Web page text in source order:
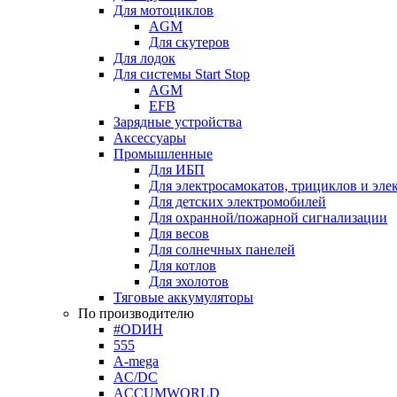
Для мотоциклов
AGM
Для скутеров
Для лодок
Для системы Start Stop
AGM
EFB
Зарядные устройства
Аксессуары
Промышленные
Для ИБП
Для электросамокатов, трициклов и
Для детских электромобилей
Для охранной/пожарной сигнализации
Для весов
Для солнечных панелей
Для котлов
Для эхолотов
Тяговые аккумуляторы
По производителю
#ODИН
555
A-mega
AC/DC
ACCUMWORLD